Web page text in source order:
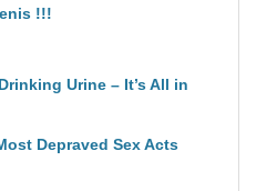
!!!
Urine – It’s All in
Depraved Sex Acts